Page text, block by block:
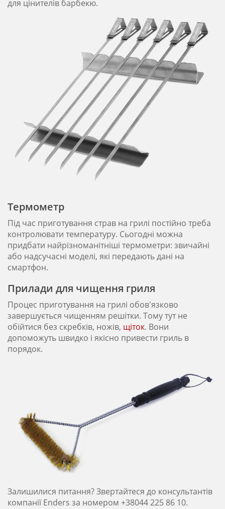
для цінителів барбекю.
Термометр
Під час приготування страв на грилі постійно треба
контролювати температуру. Сьогодні можна
придбати найрізноманітніші термометри: звичайні
або надсучасні моделі, які передають дані на
смартфон.
Прилади для чищення гриля
Процес приготування на грилі обов'язково
завершується чищенням решітки. Тому тут не
обійтися без скребків, ножів, щіток. Вони
допоможуть швидко і якісно привести гриль в
порядок.
Залишилися питання? Звертайтеся до консультантів
компанії Enders за номером +38044 225 86 10.